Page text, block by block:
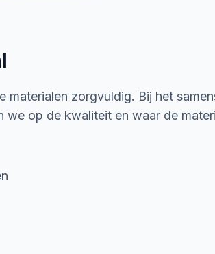
materialen zorgvuldig. Bij het
we op de kwaliteit en waar de